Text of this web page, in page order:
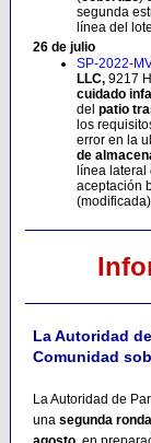
segunda
línea del
26 de julio
SP-2022-
LLC, 9217
cuidado
del patio
los
error en la
de
línea
aceptación
La Autoridad
Comunidad
La Autoridad de
una segunda